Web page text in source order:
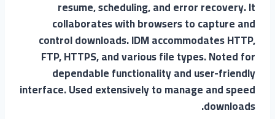
resume, scheduling, and error recovery. It
collaborates with browsers to capture and
control downloads. IDM accommodates HTTP,
FTP, HTTPS, and various file types. Noted for
dependable functionality and user-friendly
interface. Used extensively to manage and speed
downloads.